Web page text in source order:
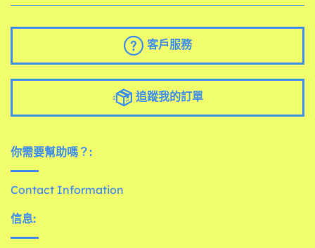
客戶服務
追蹤我的訂單
你需要幫助嗎？:
Contact Information
信息: